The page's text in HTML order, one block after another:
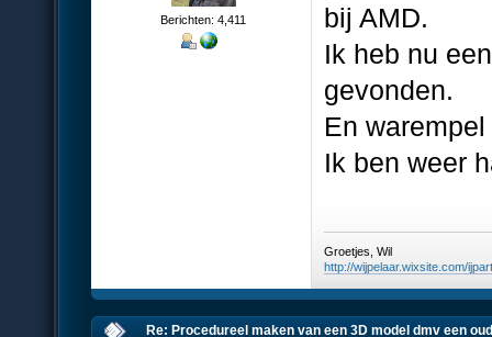
Berichten: 4,411
bij AMD.
Ik heb nu
gevonden.
En
Ik ben weer
Groetjes, Wil
http://wijpelaar.wixsite.com/
Re: Procedureel maken van een 3D model dmv een